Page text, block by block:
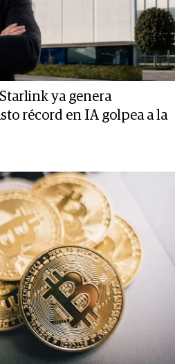
ya genera
récord en IA golpea a la